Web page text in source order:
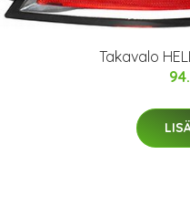
Takavalo